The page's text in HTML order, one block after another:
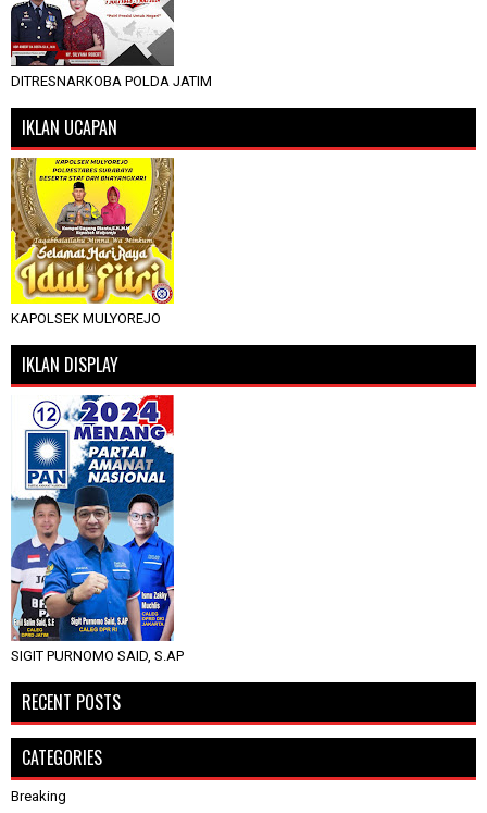
DITRESNARKOBA POLDA JATIM
IKLAN UCAPAN
KAPOLSEK MULYOREJO
IKLAN DISPLAY
SIGIT PURNOMO SAID, S.AP
RECENT POSTS
CATEGORIES
Breaking